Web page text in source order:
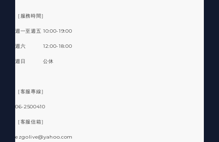
［服務時間］
週一至週五 10:00-19:00
週六 12:00-18:00
週日 公休
［客服專線］
06-2500410
［客服信箱］
ezgolive@yahoo.com